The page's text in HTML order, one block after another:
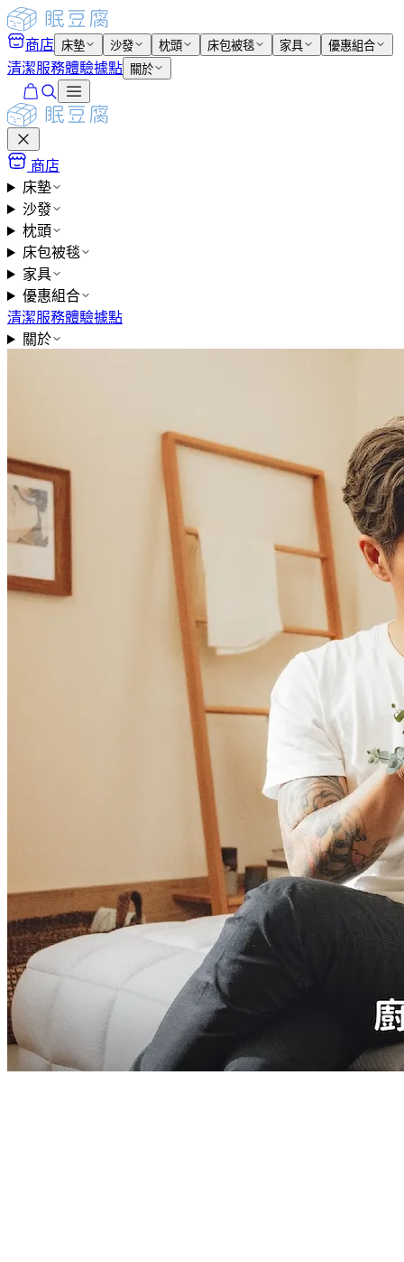
商店 床墊 沙發 枕頭 床包被毯 家具 優惠組合
清潔服務體驗據點 關於
商店
床墊
沙發
枕頭
床包被毯
家具
優惠組合
清潔服務體驗據點
關於